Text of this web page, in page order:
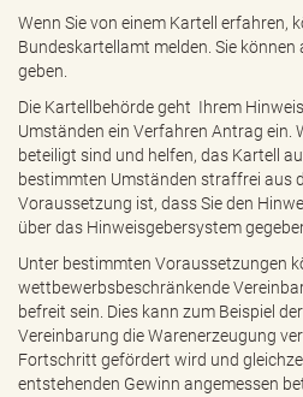
Wenn Sie von einem Kartell erfahren,
Bundeskartellamt melden. Sie
geben.
Die Kartellbehörde geht Ihrem
Umständen ein Verfahren Antrag ein.
beteiligt sind und helfen, das Kartell
bestimmten Umständen straffrei aus
Voraussetzung ist, dass Sie den
über das Hinweisgebersystem
Unter bestimmten Voraussetzungen
wettbewerbsbeschränkende
befreit sein. Dies kann zum Beispiel
Vereinbarung die Warenerzeugung
Fortschritt gefördert wird und
entstehenden Gewinn angemessen